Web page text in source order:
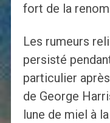
fort de la
Les rumeurs
persisté
particulier
de George
lune de miel à